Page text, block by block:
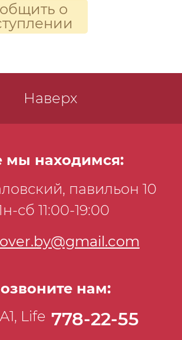
о
Наверх
мы находимся:
павильон 10
сб 11:00-19:00
нам:
Life 778-22-55